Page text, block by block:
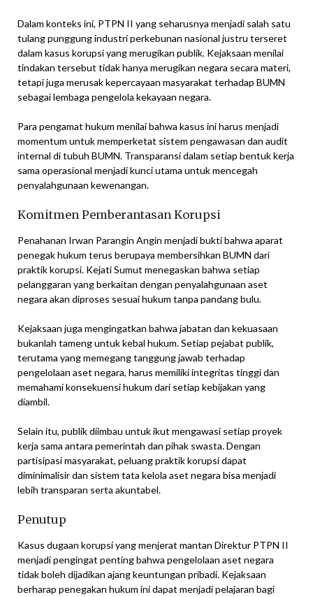
Dalam konteks ini, PTPN II yang seharusnya menjadi salah satu
tulang punggung industri perkebunan nasional justru terseret
dalam kasus korupsi yang merugikan publik. Kejaksaan menilai
tindakan tersebut tidak hanya merugikan negara secara materi,
tetapi juga merusak kepercayaan masyarakat terhadap BUMN
sebagai lembaga pengelola kekayaan negara.
Para pengamat hukum menilai bahwa kasus ini harus menjadi
momentum untuk memperketat sistem pengawasan dan audit
internal di tubuh BUMN. Transparansi dalam setiap bentuk kerja
sama operasional menjadi kunci utama untuk mencegah
penyalahgunaan kewenangan.
Komitmen Pemberantasan Korupsi
Penahanan Irwan Parangin Angin menjadi bukti bahwa aparat
penegak hukum terus berupaya membersihkan BUMN dari
praktik korupsi. Kejati Sumut menegaskan bahwa setiap
pelanggaran yang berkaitan dengan penyalahgunaan aset
negara akan diproses sesuai hukum tanpa pandang bulu.
Kejaksaan juga mengingatkan bahwa jabatan dan kekuasaan
bukanlah tameng untuk kebal hukum. Setiap pejabat publik,
terutama yang memegang tanggung jawab terhadap
pengelolaan aset negara, harus memiliki integritas tinggi dan
memahami konsekuensi hukum dari setiap kebijakan yang
diambil.
Selain itu, publik diimbau untuk ikut mengawasi setiap proyek
kerja sama antara pemerintah dan pihak swasta. Dengan
partisipasi masyarakat, peluang praktik korupsi dapat
diminimalisir dan sistem tata kelola aset negara bisa menjadi
lebih transparan serta akuntabel.
Penutup
Kasus dugaan korupsi yang menjerat mantan Direktur PTPN II
menjadi pengingat penting bahwa pengelolaan aset negara
tidak boleh dijadikan ajang keuntungan pribadi. Kejaksaan
berharap penegakan hukum ini dapat menjadi pelajaran bagi